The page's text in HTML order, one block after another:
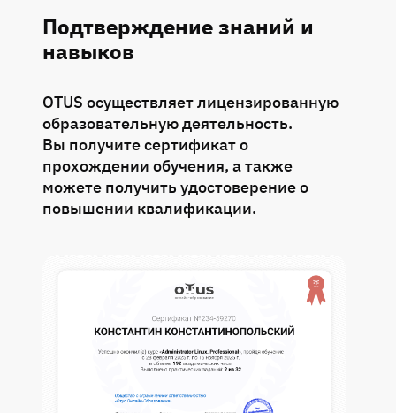
Подтверждение знаний и
навыков
OTUS осуществляет лицензированную
образовательную деятельность.
Вы получите сертификат о
прохождении обучения, а также
можете получить удостоверение о
повышении квалификации.